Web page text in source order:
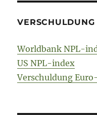
VERSCHULDUNG
Worldbank NPL-
US NPL-index
Verschuldung